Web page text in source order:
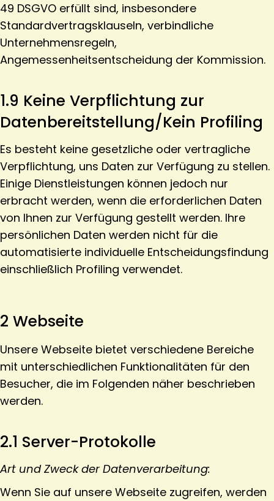
49 DSGVO erfüllt sind, insbesondere
Standardvertragsklauseln, verbindliche
Unternehmensregeln,
Angemessenheitsentscheidung der Kommission.
1.9 Keine Verpflichtung zur
Datenbereitstellung/Kein Profiling
Es besteht keine gesetzliche oder vertragliche
Verpflichtung, uns Daten zur Verfügung zu stellen.
Einige Dienstleistungen können jedoch nur
erbracht werden, wenn die erforderlichen Daten
von Ihnen zur Verfügung gestellt werden. Ihre
persönlichen Daten werden nicht für die
automatisierte individuelle Entscheidungsfindung
einschließlich Profiling verwendet.
2 Webseite
Unsere Webseite bietet verschiedene Bereiche
mit unterschiedlichen Funktionalitäten für den
Besucher, die im Folgenden näher beschrieben
werden.
2.1 Server-Protokolle
Art und Zweck der Datenverarbeitung:
Wenn Sie auf unsere Webseite zugreifen, werden